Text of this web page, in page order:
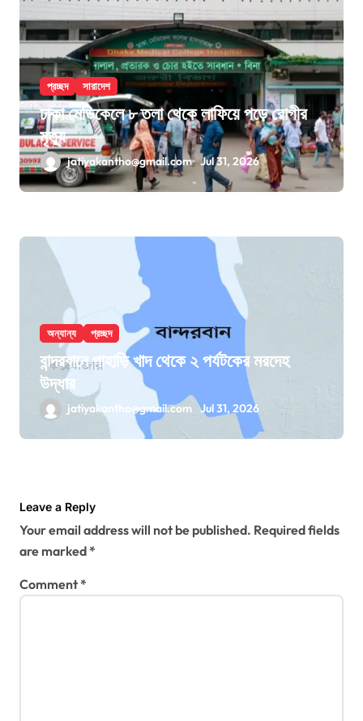
প্রচ্ছদ সারাদেশ
ঢাকা মেডিকেলে ৮ তলা থেকে লাফিয়ে পড়ে রোগীর
মৃত্যু
jatiyakantho@gmail.com Jul 31, 2026
অন্যান্য প্রচ্ছদ
বান্দরবানে পাহাড়ি খাদ থেকে ২ পর্যটকের মরদেহ
উদ্ধার
jatiyakantho@gmail.com Jul 31, 2026
Leave a Reply
Your email address will not be published. Required fields
are marked*
Comment*